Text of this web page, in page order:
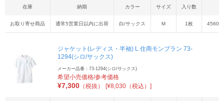
在庫 納期 カラー サイズ 入り数
お取り寄せ商品 通常5営業日以内に出荷 白/サックス Ｍ 1枚
ジャケット(レディス・半袖) L 住商モンブラン 73-
1294(シロ/サックス)
メーカー品番：73-1294(シロ/サックス)
希望小売価格/参考価格
¥7,300 （税抜） [¥8,030（税込）]